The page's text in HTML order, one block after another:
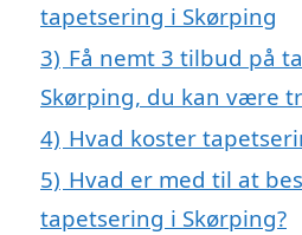
tapetsering i Skørping
3) Få nemt 3 tilbud på
Skørping, du kan være
4) Hvad koster
5) Hvad er med til at
tapetsering i Skørping?